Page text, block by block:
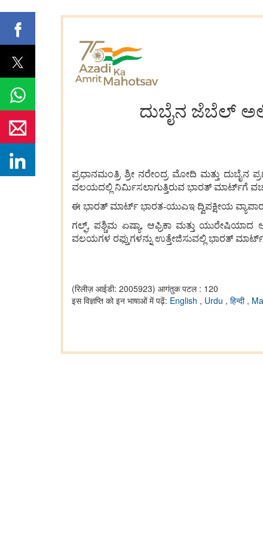
​​​​​​​ದುಬೈನ ಜೆಬೆಲ್
ಪ್ರಧಾನಮಂತ್ರಿ ಶ್ರೀ ನರೇಂದ್ರ ಮೋದಿ ಮತ್ತು
ವಲಯದಲ್ಲಿ ನಿರ್ಮಿಸಲಾಗುತ್ತಿರುವ ಭಾರತ್ ಮಾರ್ಟ್‌ಗೆ
ಈ ಭಾರತ್ ಮಾರ್ಟ್ ಭಾರತ-ಯುಎಇ ದ್ವಿಪಕ್ಷೀಯ
ಗಲ್ಫ್, ಪಶ್ಚಿಮ ಏಷ್ಯಾ, ಆಫ್ರಿಕಾ ಮತ್ತು ಯುರೇಷಿಯಾದ
ವಲಯಗಳ ರಫ್ತುಗಳನ್ನು ಉತ್ತೇಜಿಸುವಲ್ಲಿ ಭಾರತ್
(रिलीज़ आईडी: 2005923) आगंतुक पटल : 120
इस विज्ञप्ति को इन भाषाओं में पढ़ें: English , Urdu , हिन्दी ,